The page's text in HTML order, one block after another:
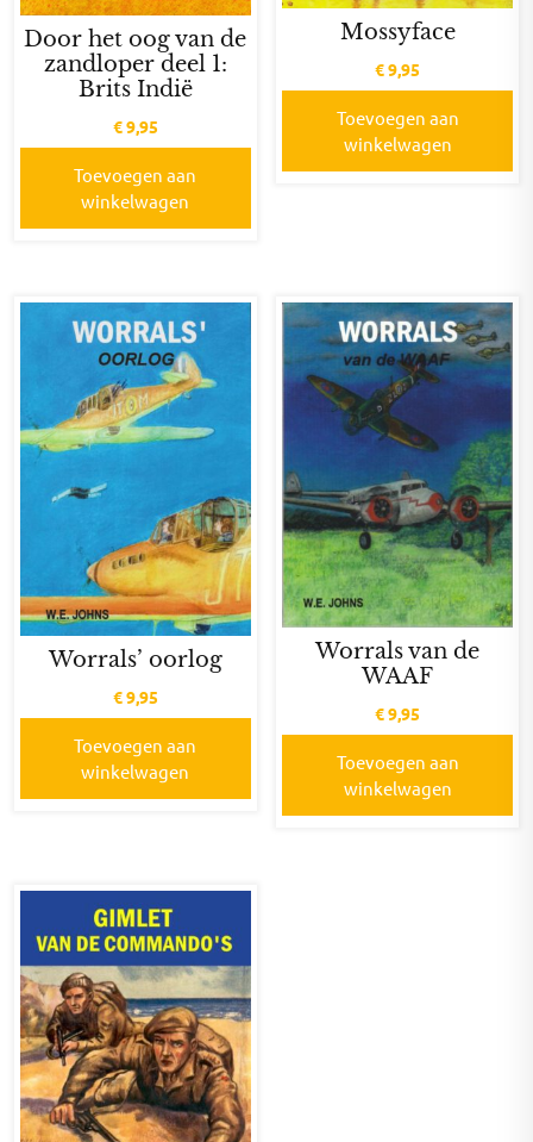
Door het oog van de
zandloper deel 1:
Brits Indië
€9,95
Toevoegen aan
winkelwagen
Mossyface
€9,95
Toevoegen aan
winkelwagen
Worrals’ oorlog
€9,95
Toevoegen aan
winkelwagen
Worrals van de
WAAF
€9,95
Toevoegen aan
winkelwagen